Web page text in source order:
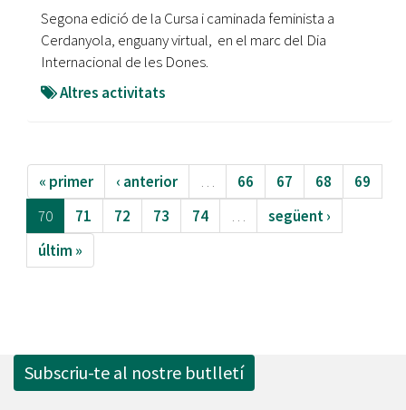
Segona edició de la Cursa i caminada feminista a
Cerdanyola, enguany virtual, en el marc del Dia
Internacional de les Dones.
Altres activitats
« primer ‹ anterior … 66 67 68
69
70
71 72 73 74 …
següent ›
últim »
Subscriu-te al nostre butlletí